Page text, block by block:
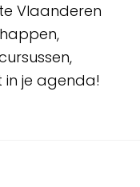
Vlaanderen
in je agenda!